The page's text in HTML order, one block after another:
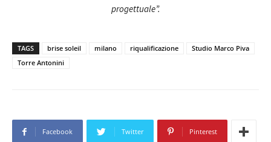
progettuale”.
TAGS brise soleil milano riqualificazione
Studio Marco Piva
Torre Antonini
Facebook Twitter Pinterest